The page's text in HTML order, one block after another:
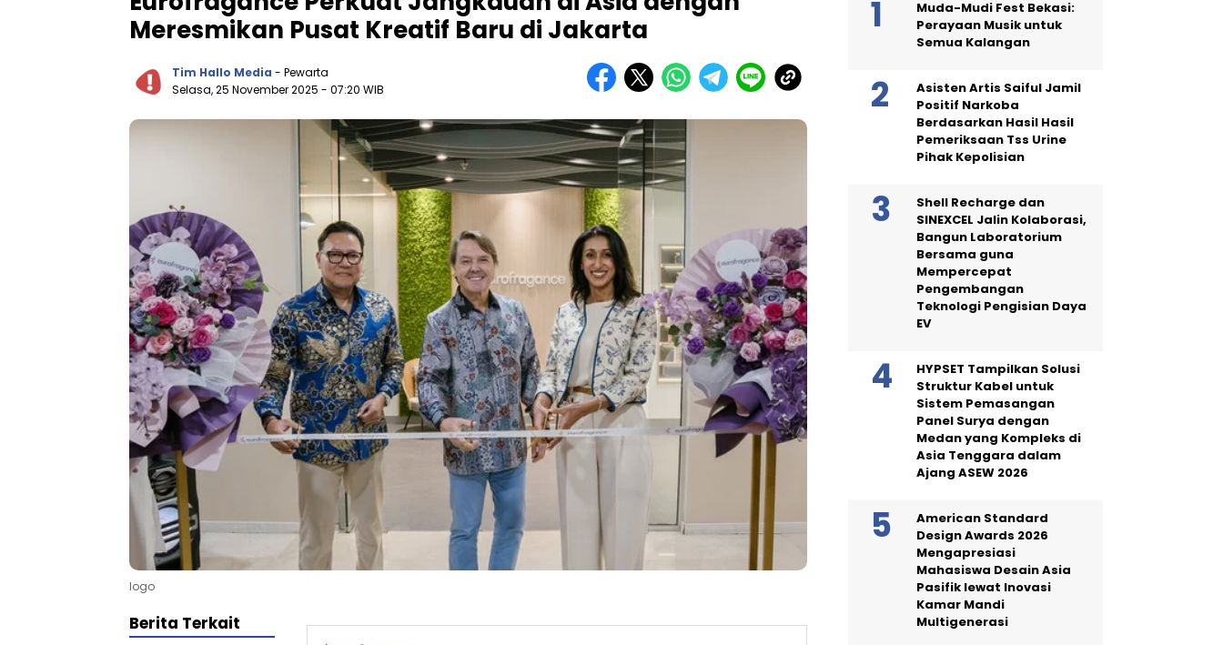
Meresmikan Pusat Kreatif Baru di Jakarta
Tim Hallo Media - Pewarta
Selasa, 25 November 2025 - 07:20 WIB
logo
Berita Terkait
Muda-Mudi Fest Bekasi:
Perayaan Musik untuk
Semua Kalangan
Asisten Artis Saiful Jamil
Positif Narkoba
Berdasarkan Hasil Hasil
Pemeriksaan Tss Urine
Pihak Kepolisian
Shell Recharge dan
SINEXCEL Jalin Kolaborasi,
Bangun Laboratorium
Bersama guna
Mempercepat
Pengembangan
Teknologi Pengisian Daya
EV
HYPSET Tampilkan Solusi
Struktur Kabel untuk
Sistem Pemasangan
Panel Surya dengan
Medan yang Kompleks di
Asia Tenggara dalam
Ajang ASEW 2026
American Standard
Design Awards 2026
Mengapresiasi
Mahasiswa Desain Asia
Pasifik lewat Inovasi
Kamar Mandi
Multigenerasi